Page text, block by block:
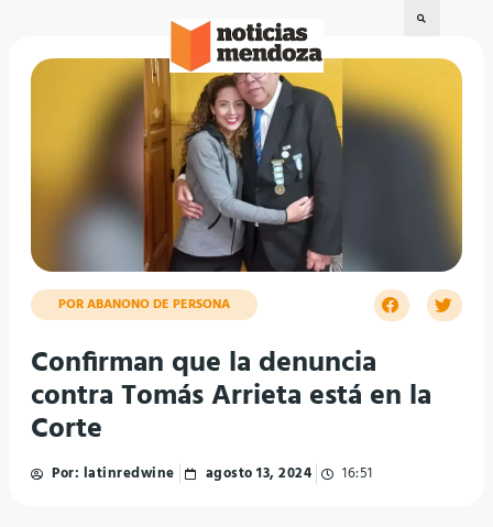
POR ABANONO DE PERSONA
Confirman que la denuncia
contra Tomás Arrieta está en la
Corte
Por: latinredwine agosto 13, 2024 16:51